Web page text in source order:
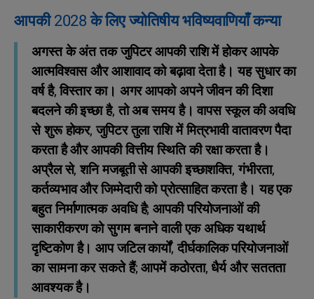
आपकी 2028 के लिए ज्योतिषीय भविष्यवाणियाँ कन्या
अगस्त के अंत तक जुपिटर आपकी राशि में होकर आपके
आत्मविश्वास और आशावाद को बढ़ावा देता है। यह सुधार का
वर्ष है, विस्तार का। अगर आपको अपने जीवन की दिशा
बदलने की इच्छा है, तो अब समय है। वापस स्कूल की अवधि
से शुरू होकर, जुपिटर तुला राशि में मित्रभावी वातावरण पैदा
करता है और आपकी वित्तीय स्थिति की रक्षा करता है।
अप्रैल से, शनि मजबूती से आपकी इच्छाशक्ति, गंभीरता,
कर्तव्यभाव और जिम्मेदारी को प्रोत्साहित करता है। यह एक
बहुत निर्माणात्मक अवधि है; आपकी परियोजनाओं की
साकारीकरण को सुगम बनाने वाली एक अधिक यथार्थ
दृष्टिकोण है। आप जटिल कार्यों, दीर्घकालिक परियोजनाओं
का सामना कर सकते हैं; आपमें कठोरता, धैर्य और सततता
आवश्यक है।